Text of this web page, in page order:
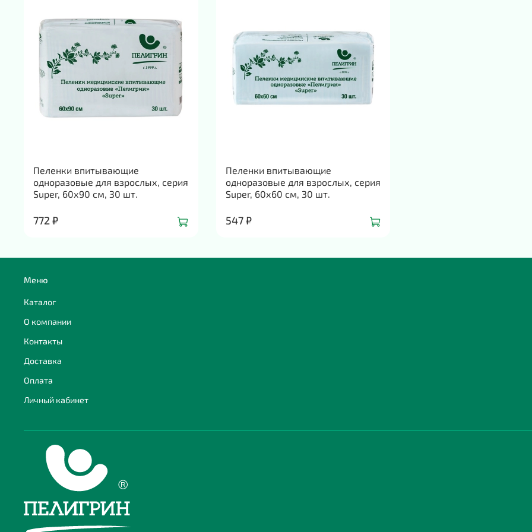
Пеленки впитывающие
одноразовые для взрослых, серия
Super, 60х90 см, 30 шт.
772 ₽
Пеленки впитывающие
одноразовые для взрослых, серия
Super, 60х60 см, 30 шт.
547 ₽
Меню
Каталог
О компании
Контакты
Доставка
Оплата
Личный кабинет